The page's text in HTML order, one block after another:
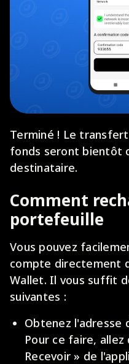
Terminé ! Le
fonds seront bientôt
destinataire.
Comment
portefeuille
Vous pouvez
compte directement
Wallet. Il vous suffit
suivantes :
Obtenez
Pour ce faire, allez
Recevoir » de